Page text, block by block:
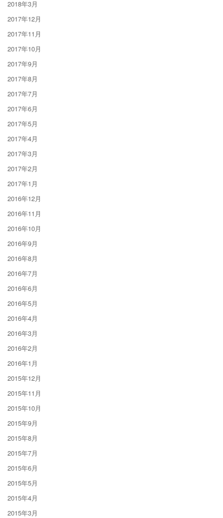
2018年3月
2017年12月
2017年11月
2017年10月
2017年9月
2017年8月
2017年7月
2017年6月
2017年5月
2017年4月
2017年3月
2017年2月
2017年1月
2016年12月
2016年11月
2016年10月
2016年9月
2016年8月
2016年7月
2016年6月
2016年5月
2016年4月
2016年3月
2016年2月
2016年1月
2015年12月
2015年11月
2015年10月
2015年9月
2015年8月
2015年7月
2015年6月
2015年5月
2015年4月
2015年3月